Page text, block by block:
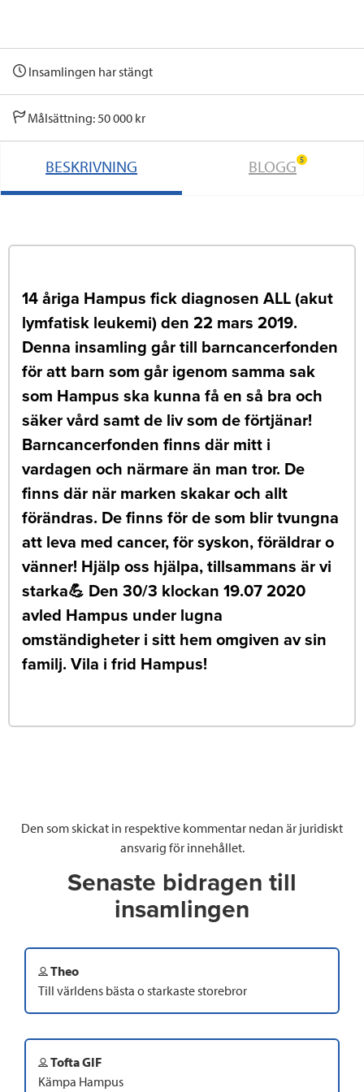
Insamlingen har stängt
Målsättning: 50 000 kr
BESKRIVNING BLOGG 5
14 åriga Hampus fick diagnosen ALL (akut
lymfatisk leukemi) den 22 mars 2019.
Denna insamling går till barncancerfonden
för att barn som går igenom samma sak
som Hampus ska kunna få en så bra och
säker vård samt de liv som de förtjänar!
Barncancerfonden finns där mitt i
vardagen och närmare än man tror. De
finns där när marken skakar och allt
förändras. De finns för de som blir tvungna
att leva med cancer, för syskon, föräldrar o
vänner! Hjälp oss hjälpa, tillsammans är vi
starka💪 Den 30/3 klockan 19.07 2020
avled Hampus under lugna
omständigheter i sitt hem omgiven av sin
familj. Vila i frid Hampus!
Den som skickat in respektive kommentar nedan är juridiskt
ansvarig för innehållet.
Senaste bidragen till
insamlingen
Theo
Till världens bästa o starkaste storebror
Tofta GIF
Kämpa Hampus